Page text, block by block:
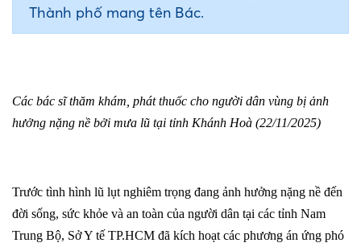
Thành phố mang tên Bác.
Các bác sĩ thăm khám, phát thuốc cho người dân vùng bị ảnh
hưởng nặng nề bởi mưa lũ tại tỉnh Khánh Hoà (22/11/2025)
Trước tình hình lũ lụt nghiêm trọng đang ảnh hưởng nặng nề đến
đời sống, sức khỏe và an toàn của người dân tại các tỉnh Nam
Trung Bộ, Sở Y tế TP.HCM đã kích hoạt các phương án ứng phó